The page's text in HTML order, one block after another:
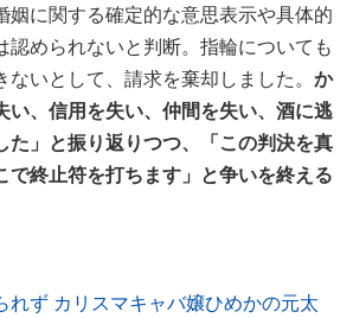
姻に関する確定的な意思表示や具体的
認められないと判断。指輪についても
いとして、請求を棄却しました。 か
い、信用を失い、仲間を失い、酒に逃
た」と振り返りつつ、「この判決を真
で終止符を打ちます」と争いを終える
れず カリスマキャバ嬢ひめかの元太